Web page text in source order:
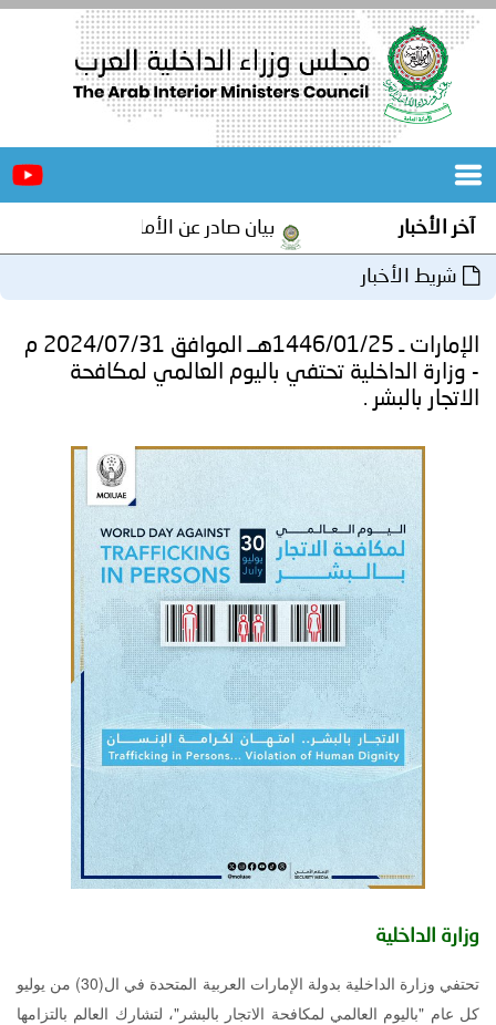
الرئيسية
المكاتب
المجلس
مؤتمرات
و
اجتماعات
جهود
إنجازات
توعوية
الخدمات
الإلكترونية
صور
وفيديو
مجلة
أصداء
الأمانة
إعلانات
من
نحن
اتصل
بنا
آخر الأخبار بيان صادر عن الأمانة العامة لمجلس
شريط الأخبار
الإمارات ـ 1446/01/25هــ الموافق 2024/07/31 م
- وزارة الداخلية تحتفي باليوم العالمي لمكافحة
الاتجار بالبشر .
وزارة الداخلية
تحتفي وزارة الداخلية بدولة الإمارات العربية المتحدة في ال(30) من يوليو
كل عام "باليوم العالمي لمكافحة الاتجار بالبشر"، لتشارك العالم بالتزامها